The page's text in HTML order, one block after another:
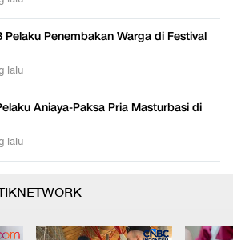
Pelaku Penembakan Warga di Festival
lalu
Aniaya-Paksa Pria Masturbasi di
lalu